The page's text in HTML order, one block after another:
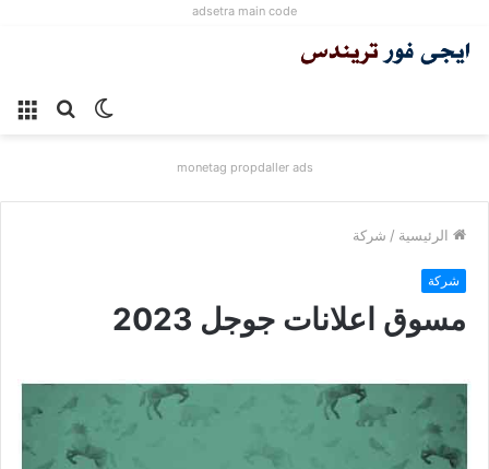
adsetra main code
بحث الوضع
monetag propdaller ads
الرئيسية / شركة
شركة
مسوق اعلانات جوجل 2023